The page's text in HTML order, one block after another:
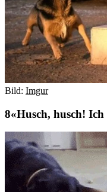
Bild: Imgur
«Husch, husch!